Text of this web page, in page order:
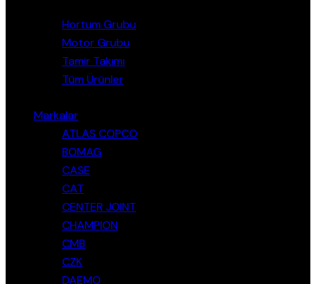
Hortum Grubu
Motor Grubu
Tamir Takımı
Tüm Ürünler
Markalar
ATLAS COPCO
BOMAG
CASE
CAT
CENTER JOINT
CHAMPION
CMB
CZK
DAEMO